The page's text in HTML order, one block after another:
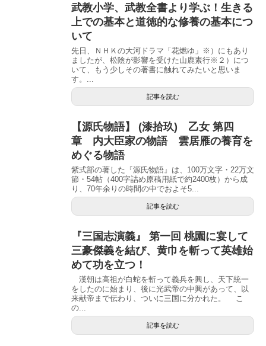
武教小学、武教全書より学ぶ！生きる
上での基本と道徳的な修養の基本につ
いて
先日、ＮＨＫの大河ドラマ「花燃ゆ」※）にもあり
ましたが、松陰が影響を受けた山鹿素行※２）につ
いて、もう少しその著書に触れてみたいと思いま
す。...
記事を読む
【源氏物語】 (漆拾玖) 乙女 第四
章 内大臣家の物語 雲居雁の養育を
めぐる物語
紫式部の著した『源氏物語』は、100万文字・22万文
節・54帖（400字詰め原稿用紙で約2400枚）から成
り、70年余りの時間の中でおよそ5...
記事を読む
『三国志演義』 第一回 桃園に宴して
三豪傑義を結び、黄巾を斬って英雄始
めて功を立つ！
漢朝は高祖が白蛇を斬って義兵を興し、天下統一
をしたのに始まり、後に光武帝の中興があって、以
来献帝まで伝わり、ついに三国に分かれた。 こ
の...
記事を読む